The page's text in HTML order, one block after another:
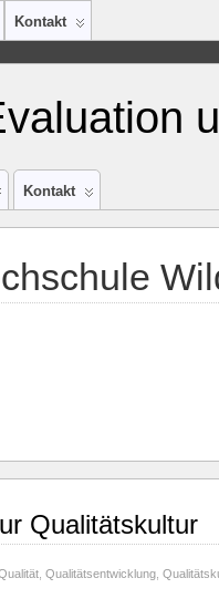
Kontakt
Kontakt
Qualitätskultur
Qualitätsentwicklung